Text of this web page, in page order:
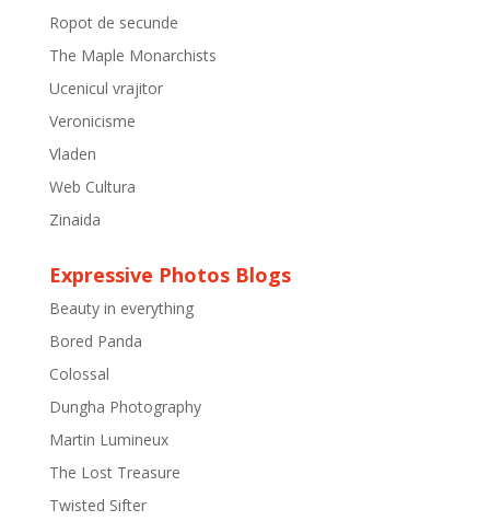
Ropot de secunde
The Maple Monarchists
Ucenicul vrajitor
Veronicisme
Vladen
Web Cultura
Zinaida
Expressive Photos Blogs
Beauty in everything
Bored Panda
Colossal
Dungha Photography
Martin Lumineux
The Lost Treasure
Twisted Sifter